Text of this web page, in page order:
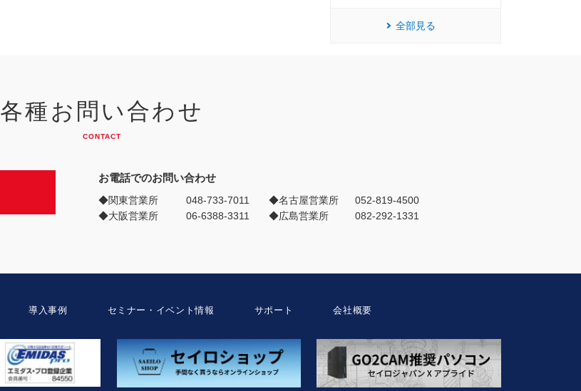
全部見る
各種お問い合わせ
CONTACT
お電話でのお問い合わせ
◆関東営業所 048-733-7011 ◆名古屋営業所
052-819-4500
◆大阪営業所
06-6388-3311 ◆広島営業所 082-292-1331
導入事例 セミナー・イベント情報 サポート 会社概要